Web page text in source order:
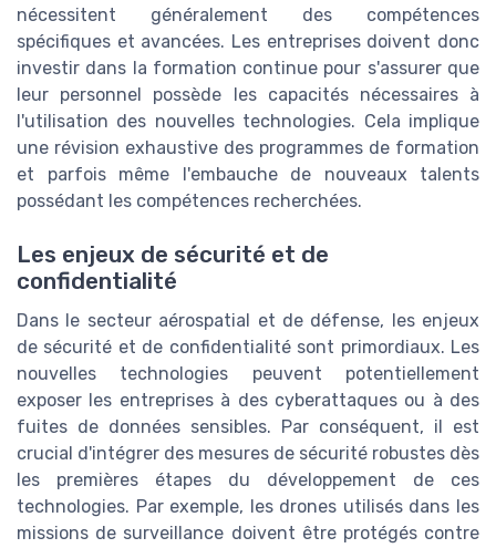
nécessitent généralement des compétences
spécifiques et avancées. Les entreprises doivent donc
investir dans la formation continue pour s'assurer que
leur personnel possède les capacités nécessaires à
l'utilisation des nouvelles technologies. Cela implique
une révision exhaustive des programmes de formation
et parfois même l'embauche de nouveaux talents
possédant les compétences recherchées.
Les enjeux de sécurité et de
confidentialité
Dans le secteur aérospatial et de défense, les enjeux
de sécurité et de confidentialité sont primordiaux. Les
nouvelles technologies peuvent potentiellement
exposer les entreprises à des cyberattaques ou à des
fuites de données sensibles. Par conséquent, il est
crucial d'intégrer des mesures de sécurité robustes dès
les premières étapes du développement de ces
technologies. Par exemple, les drones utilisés dans les
missions de surveillance doivent être protégés contre